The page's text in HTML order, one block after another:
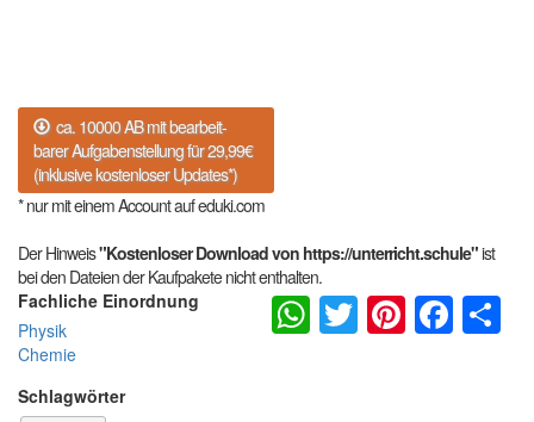
ca. 10000 AB mit bearbeit-
barer Aufgabenstellung für 29,99€
(inklusive kostenloser Updates*)
* nur mit einem Account auf eduki.com
Der Hinweis"Kostenloser Download von https://unterricht.schule"ist
bei den Dateien der Kaufpakete nicht enthalten.
Fachliche Einordnung
Physik
Chemie
Schlagwörter
WhatsApp
Twitter